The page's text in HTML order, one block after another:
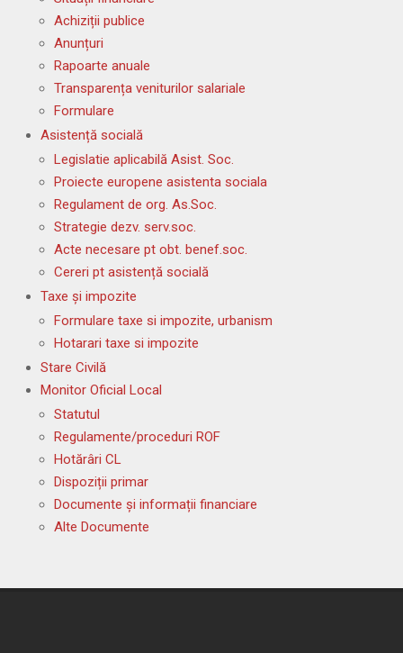
Achiziții publice
Anunțuri
Rapoarte anuale
Transparența veniturilor salariale
Formulare
Asistență socială
Legislatie aplicabilă Asist. Soc.
Proiecte europene asistenta sociala
Regulament de org. As.Soc.
Strategie dezv. serv.soc.
Acte necesare pt obt. benef.soc.
Cereri pt asistență socială
Taxe și impozite
Formulare taxe si impozite, urbanism
Hotarari taxe si impozite
Stare Civilă
Monitor Oficial Local
Statutul
Regulamente/proceduri ROF
Hotărâri CL
Dispoziții primar
Documente și informații financiare
Alte Documente